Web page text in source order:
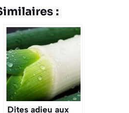
:
Dites adieu aux